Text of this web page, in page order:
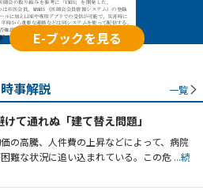
E-ブックを見る
時事解説 一覧
て通れぬ「建て替え問題」
の高騰、人件費の上昇などによって、病院
難な状況に追い込まれている。この危 ...続